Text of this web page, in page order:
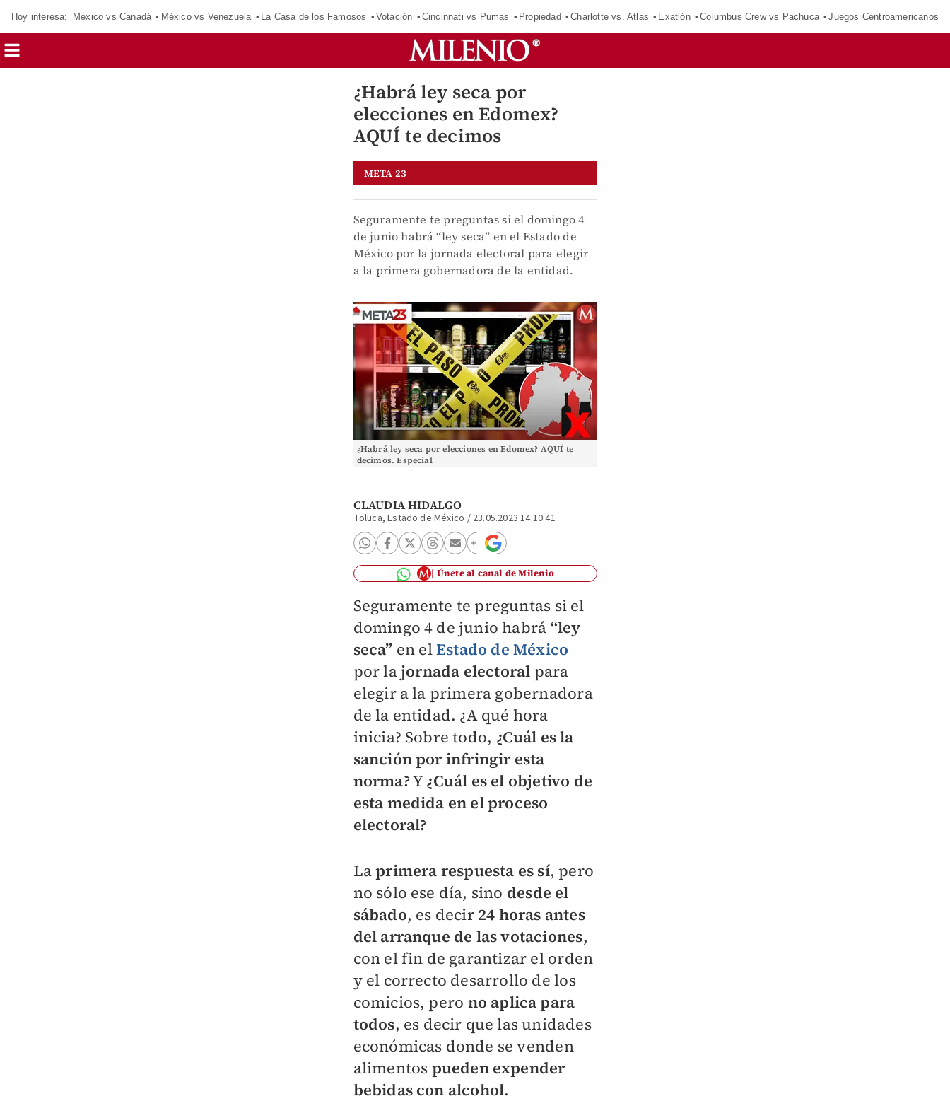
Hoy interesa: México vs Canadá México vs Venezuela La Casa de los Famosos Votación Cincinnati vs Pumas Propiedad Charlotte vs. Atlas Exatlón Columbus Crew vs Pachuca Juegos Centroamericanos
¿Habrá ley seca por
elecciones en Edomex?
AQUÍ te decimos
META 23
Seguramente te preguntas si el domingo 4
de junio habrá “ley seca” en el Estado de
México por la jornada electoral para elegir
a la primera gobernadora de la entidad.
¿Habrá ley seca por elecciones en Edomex? AQUÍ te
decimos. Especial
CLAUDIA HIDALGO
Toluca, Estado de México / 23.05.2023 14:10:41
Únete al canal de Milenio
Seguramente te preguntas si el
domingo 4 de junio habrá “ley
seca” en elEstado de México
por lajornada electoral para
elegir a la primera gobernadora
de la entidad. ¿A qué hora
inicia? Sobre todo, ¿Cuál es la
sanción por infringir esta
norma?Y¿Cuál es el objetivo de
esta medida en el proceso
electoral?
Laprimera respuesta es sí, pero
no sólo ese día, sino desde el
sábado, es decir 24 horas antes
del arranque de las votaciones,
con el fin de garantizar el orden
y el correcto desarrollo de los
comicios, pero no aplica para
todos, es decir que las unidades
económicas donde se venden
alimentos pueden expender
bebidas con alcohol.